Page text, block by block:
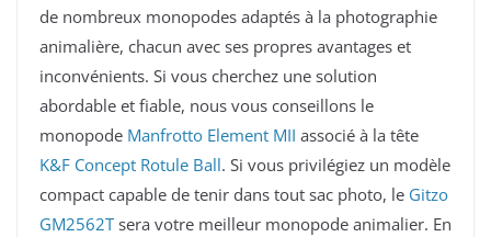
de nombreux monopodes adaptés à la photographie
animalière, chacun avec ses propres avantages et
inconvénients. Si vous cherchez une solution
abordable et fiable, nous vous conseillons le
monopode Manfrotto Element MII associé à la tête
K&F Concept Rotule Ball. Si vous privilégiez un modèle
compact capable de tenir dans tout sac photo, le Gitzo
GM2562Tsera votre meilleur monopode animalier. En